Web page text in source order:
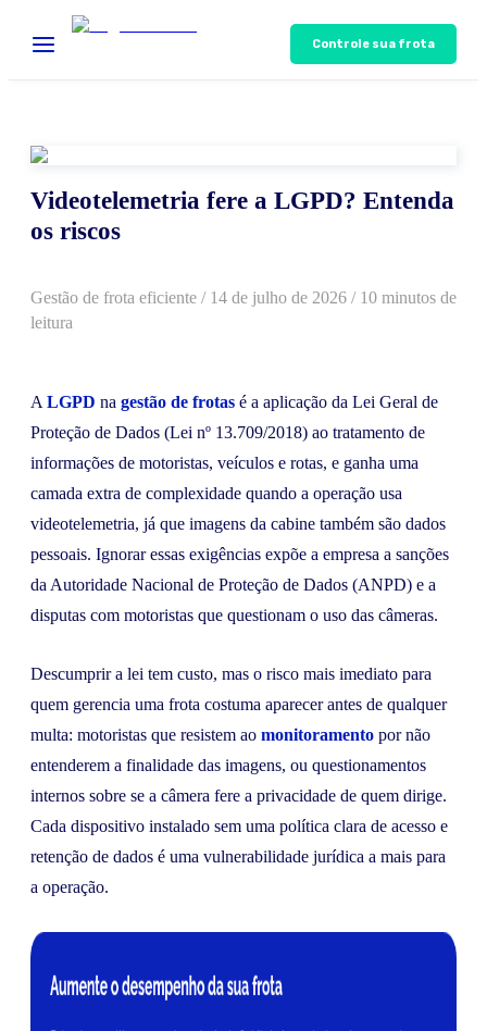
Controle sua frota
Videotelemetria fere a LGPD? Entenda
os riscos
Gestão de frota eficiente / 14 de julho de 2026 / 10 minutos de
leitura
A LGPD na gestão de frotas é a aplicação da Lei Geral de
Proteção de Dados (Lei nº 13.709/2018) ao tratamento de
informações de motoristas, veículos e rotas, e ganha uma
camada extra de complexidade quando a operação usa
videotelemetria, já que imagens da cabine também são dados
pessoais. Ignorar essas exigências expõe a empresa a sanções
da Autoridade Nacional de Proteção de Dados (ANPD) e a
disputas com motoristas que questionam o uso das câmeras.
Descumprir a lei tem custo, mas o risco mais imediato para
quem gerencia uma frota costuma aparecer antes de qualquer
multa: motoristas que resistem ao monitoramento por não
entenderem a finalidade das imagens, ou questionamentos
internos sobre se a câmera fere a privacidade de quem dirige.
Cada dispositivo instalado sem uma política clara de acesso e
retenção de dados é uma vulnerabilidade jurídica a mais para
a operação.